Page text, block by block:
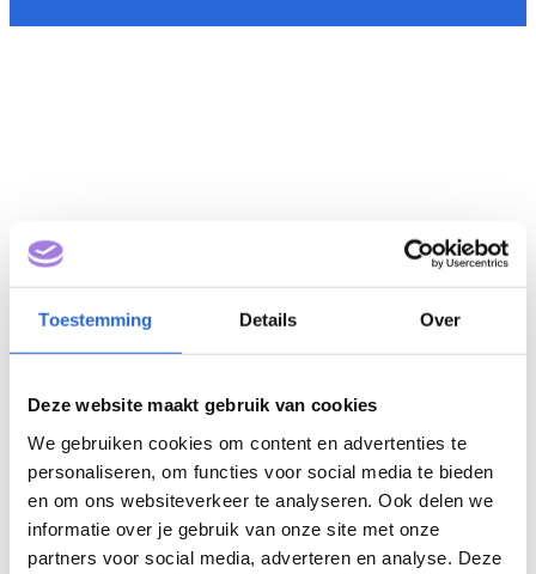
Toestemming Details Over
Deze website maakt gebruik van cookies
We gebruiken cookies om content en advertenties te
personaliseren, om functies voor social media te bieden
en om ons websiteverkeer te analyseren. Ook delen we
informatie over je gebruik van onze site met onze
partners voor social media, adverteren en analyse. Deze